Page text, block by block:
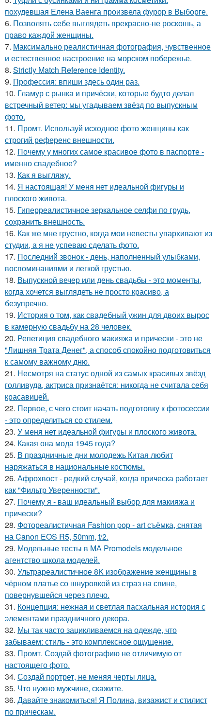
похудевшая Елена Ваенга произвела фурор в Выборге.
6. Позволять себе выглядеть прекрасно-не роскошь, а
право каждой женщины.
7. Максимально реалистичная фотография, чувственное
и естественное настроение на морском побережье.
8. Strictly Match Reference Identity.
9. Профессия: впиши здесь один раз.
10. Гламур с рынка и причёски, которые будто делал
встречный ветер: мы угадываем звёзд по выпускным
фото.
11. Промт. Используй исходное фото женщины как
строгий референс внешности.
12. Почему у многих самое красивое фото в паспорте -
именно свадебное?
13. Как я выгляжу.
14. Я настоящая! У меня нет идеальной фигуры и
плоского живота.
15. Гиперреалистичное зеркальное селфи по грудь,
сохранить внешность.
16. Как же мне грустно, когда мои невесты упархивают из
студии, а я не успеваю сделать фото.
17. Последний звонок - день, наполненный улыбками,
воспоминаниями и легкой грустью.
18. Выпускной вечер или день свадьбы - это моменты,
когда хочется выглядеть не просто красиво, а
безупречно.
19. История о том, как свадебный ужин для двоих вырос
в камерную свадьбу на 28 человек.
20. Репетиция свадебного макияжа и прически - это не
"Лишняя Трата Денег", а способ спокойно подготовиться
к самому важному дню.
21. Несмотря на статус одной из самых красивых звёзд
голливуда, актриса признаётся: никогда не считала себя
красавицей.
22. Первое, с чего стоит начать подготовку к фотосессии
- это определиться со стилем.
23. У меня нет идеальной фигуры и плоского живота.
24. Какая она мода 1945 года?
25. В праздничные дни молодежь Китая любит
наряжаться в национальные костюмы.
26. Афрохвост - редкий случай, когда прическа работает
как "Фильтр Уверенности".
27. Почему я - ваш идеальный выбор для макияжа и
прически?
28. Фотореалистичная Fashion pop - art съёмка, снятая
на Canon EOS R5, 50mm, f/2.
29. Модельные тесты в МА Promodels модельное
агентство школа моделей.
30. Ультрареалистичное 8K изображение женщины в
чёрном платье со шнуровкой из страз на спине,
повернувшейся через плечо.
31. Концепция: нежная и светлая пасхальная история с
элементами праздничного декора.
32. Мы так часто зацикливаемся на одежде, что
забываем: стиль - это комплексное ощущение.
33. Промт. Создай фотографию не отличимую от
настоящего фото.
34. Создай портрет, не меняя черты лица.
35. Что нужно мужчине, скажите.
36. Давайте знакомиться! Я Полина, визажист и стилист
по прическам.